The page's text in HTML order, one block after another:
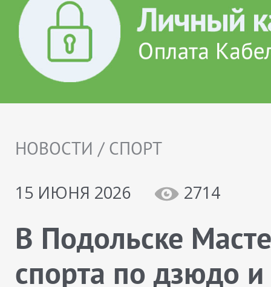
НОВОСТИ / СПОРТ
15 ИЮНЯ 2026
2714
В Подольске
спорта по дзюдо